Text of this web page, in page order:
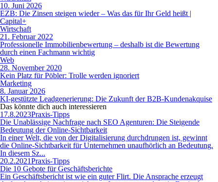
10. Juni 2026
EZB: Die Zinsen steigen wieder – Was das für Ihr Geld heißt |
Capital+
Wirtschaft
21. Februar 2022
Professionelle Immobilienbewertung – deshalb ist die Bewertung
durch einen Fachmann wichtig
Web
28. November 2020
Kein Platz für Pöbler: Trolle werden ignoriert
Marketing
8. Januar 2026
KI-gestützte Leadgenerierung: Die Zukunft der B2B-Kundenakquise
Das könnte dich auch interessieren
17.8.2023Praxis-Tipps
Die Unablässige Nachfrage nach SEO Agenturen: Die Steigende
Bedeutung der Online-Sichtbarkeit
In einer Welt, die von der Digitalisierung durchdrungen ist, gewinnt
die Online-Sichtbarkeit für Unternehmen unaufhörlich an Bedeutung.
In diesem Sz...
20.2.2021Praxis-Tipps
Die 10 Gebote für Geschäftsberichte
Ein Geschäftsbericht ist wie ein guter Flirt. Die Ansprache erzeugt